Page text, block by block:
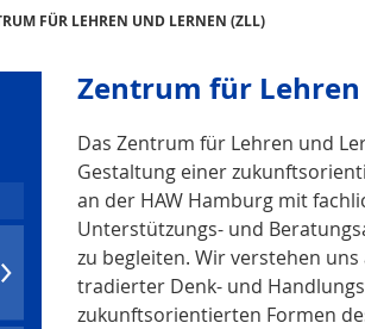
FÜR LEHREN UND LERNEN (ZLL)
Zentrum für Lehren
Das Zentrum für Lehren und
Gestaltung einer
an der HAW Hamburg mit
Unterstützungs- und
zu begleiten. Wir verstehen
tradierter Denk- und
zukunftsorientierten Formen